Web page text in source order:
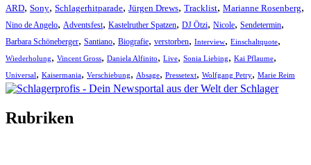
ARD, Sony, Schlagerhitparade, Jürgen Drews, Tracklist, Marianne Rosenberg,
Nino de Angelo, Adventsfest, Kastelruther Spatzen, DJ Ötzi, Nicole, Sendetermin,
Barbara Schöneberger, Santiano, Biografie, verstorben, Interview, Einschaltquote,
Wiederholung, Vincent Gross, Daniela Alfinito, Live, Sonia Liebing, Kai Pflaume,
Universal, Kaisermania, Verschiebung, Absage, Pressetext, Wolfgang Petry, Marie Reim
Rubriken